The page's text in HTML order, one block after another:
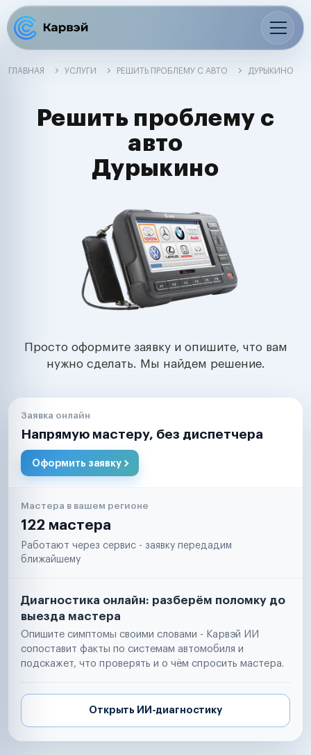
ГЛАВНАЯ УСЛУГИ РЕШИТЬ ПРОБЛЕМУ С АВТО ДУРЫКИНО
Решить проблему с
авто
Дурыкино
Просто оформите заявку и опишите, что вам
нужно сделать. Мы найдем решение.
Заявка онлайн
Напрямую мастеру, без диспетчера
Оформить заявку
Мастера в вашем регионе
122 мастера
Работают через сервис - заявку передадим
ближайшему
Диагностика онлайн: разберём поломку до
выезда мастера
Опишите симптомы своими словами - Карвэй ИИ
сопоставит факты по системам автомобиля и
подскажет, что проверять и о чём спросить мастера.
Открыть ИИ-диагностику